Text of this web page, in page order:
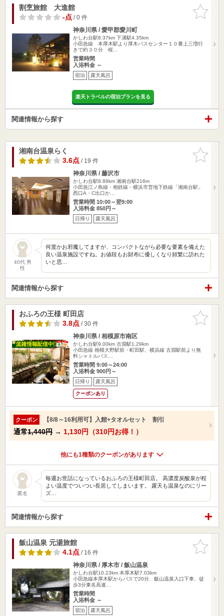
お気に入
りに追加
割烹旅館 大進館
-点/ 0 件
神奈川県 / 愛甲郡愛川町
かしわ台駅8.37km 下溝駅4.35km
小田急線 本厚木駅より厚木バスセンター１０番上三増行
きで約３０分 桜…
営業時間
入浴料金 ～
宿泊 露天風呂
楽天トラベルの宿泊プランを見る
関連情報から探す
お気に入
りに追加
湘南台温泉らく
3.6点/ 19 件
神奈川県 / 藤沢市
かしわ台駅8.89km 湘南台駅216m
小田急江ノ島線・相鉄線・横浜市営地下鉄線「湘南台駅」
西口A・C出口か…
営業時間 10:00～翌9:00
入浴料金 850円～
日帰り 露天風呂
40代 男
性
何度かお邪魔してますが、コンパクトながら必要な要素を備えた
良い温泉施設ですね。お値段もお財布に優しくなり頻繁に訪れた
いと思…
関連情報から探す
お気に入
りに追加
おふろの王様 町田店
3.8点/ 30 件
神奈川県 / 相模原市南区
かしわ台駅9.00km 古淵駅1.29km
小田急線 相模大野駅前・町田駅、横浜線 古淵駅前より無
料シャトルバス…
営業時間 9:00～24:00
入浴料金 900円～
日帰り 露天風呂
クーポンあり
クーポン 【8/8～16利用可】入館+タオルセット 割引
通常1,440円 → 1,130円（310円お得！）
他にも1種類のクーポンがあります
匿名
毎週お世話になっているおふろの王様町田店。 高濃度炭酸泉が程
よい温度でついつい長居してしまいます。 露天も温泉なのにリー
ズ…
関連情報から探す
お気に入
りに追加
飯山温泉 元湯旅館
4.1点/ 16 件
神奈川県 / 厚木市 / 飯山温泉
かしわ台駅10.23km 本厚木駅7.03km
小田急線本厚木駅からバスで20分、飯山温泉入口下車、徒
歩3分東名高速…
営業時間
入浴料金 ～
宿泊 露天風呂